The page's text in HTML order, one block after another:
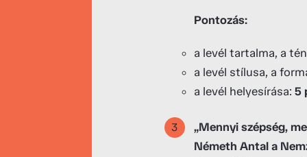
Pontozás:
a levél tartalma, a
a levél stílusa, a
a levél helyesírása:5
„Mennyi szépség,
Németh Antal a